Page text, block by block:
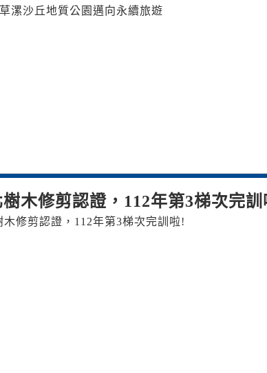
漯沙丘地質公園邁向永續旅遊
樹木修剪認證，112年第3梯次完
木修剪認證，112年第3梯次完訓啦!